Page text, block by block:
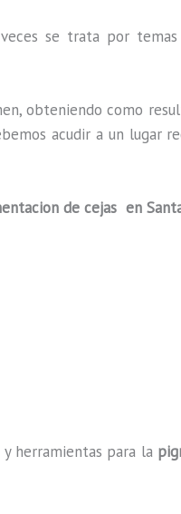
se trata por
obteniendo como
acudir a un lugar
de cejas en
herramientas para la